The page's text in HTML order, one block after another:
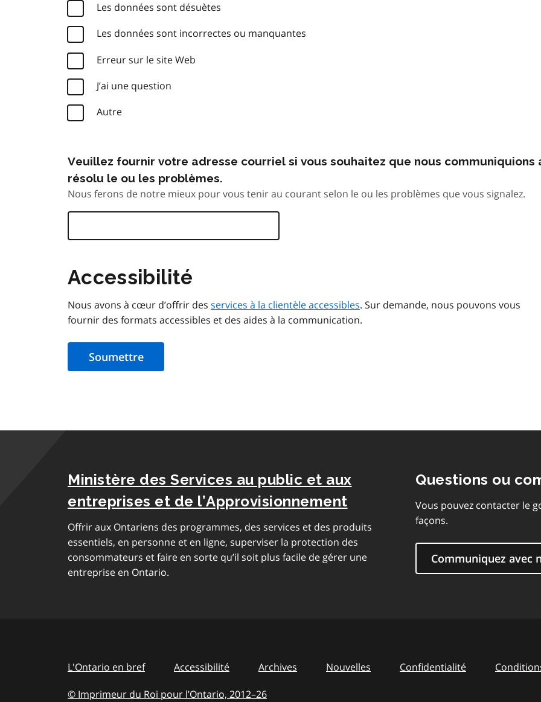
Les données sont désuètes
Les données sont incorrectes ou manquantes
Erreur sur le site Web
J’ai une question
Autre
Veuillez fournir votre adresse courriel si vous souhaitez que nous communiquions
résolu le ou les problèmes.
Nous ferons de notre mieux pour vous tenir au courant selon le ou les problèmes que vous signalez.
Accessibilité
Nous avons à cœur d’offrir des services à la clientèle accessibles. Sur demande, nous pouvons vous
fournir des formats accessibles et des aides à la communication.
Ministère des Services au public et aux
entreprises et de l’Approvisionnement
Offrir aux Ontariens des programmes, des services et des produits
essentiels, en personne et en ligne, superviser la protection des
consommateurs et faire en sorte qu’il soit plus facile de gérer une
entreprise en Ontario.
Questions ou
Vous pouvez contacter le
façons.
Communiquez avec
L'Ontario en bref Accessibilité Archives Nouvelles Confidentialité
© Imprimeur du Roi pour l’Ontario, 2012–to
26